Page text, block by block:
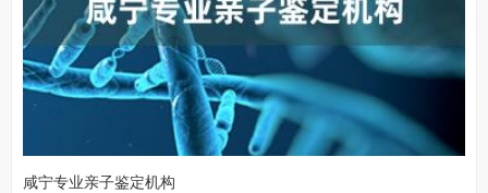
咸宁专业亲子鉴定机构